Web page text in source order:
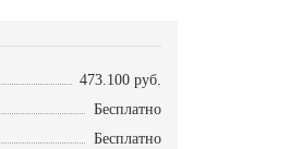
473.100 руб.
Бесплатно
Бесплатно